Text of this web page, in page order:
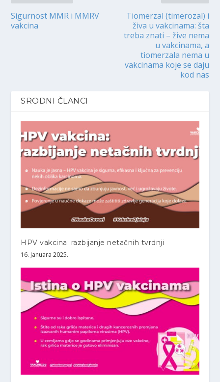
Sigurnost MMR i MMRV
vakcina
Tiomerzal (timerozal) i
živa u vakcinama: šta
treba znati – žive nema
u vakcinama, a
tiomerzala nema u
vakcinama koje se daju
kod nas
SRODNI ČLANCI
HPV vakcina: razbijanje netačnih tvrdnji
16. Januara 2025.